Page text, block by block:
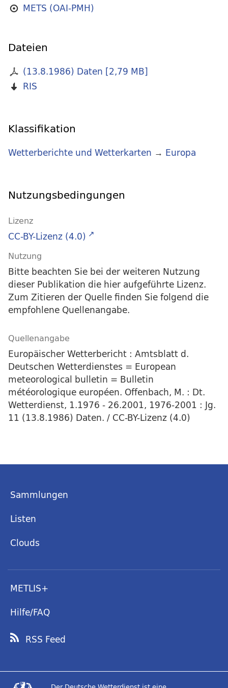
METS (OAI-PMH)
Dateien
(13.8.1986) Daten [2,79 MB]
RIS
Klassifikation
Wetterberichte und Wetterkarten → Europa
Nutzungsbedingungen
Lizenz
CC-BY-Lizenz (4.0)
Nutzung
Bitte beachten Sie bei der weiteren Nutzung
dieser Publikation die hier aufgeführte Lizenz.
Zum Zitieren der Quelle finden Sie folgend die
empfohlene Quellenangabe.
Quellenangabe
Europäischer Wetterbericht : Amtsblatt d.
Deutschen Wetterdienstes = European
meteorological bulletin = Bulletin
météorologique européen. Offenbach, M. : Dt.
Wetterdienst, 1.1976 - 26.2001, 1976-2001 : Jg.
11 (13.8.1986) Daten. / CC-BY-Lizenz (4.0)
Sammlungen
Listen
Clouds
METLIS+
Hilfe/FAQ
RSS Feed